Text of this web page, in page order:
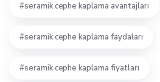
seramik cephe kaplama avantajları
seramik cephe kaplama faydaları
seramik cephe kaplama fiyatları